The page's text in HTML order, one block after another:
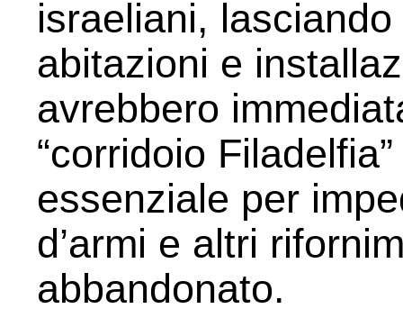
israeliani,
abitazioni e
avrebbero
“corridoio
essenziale per
d’armi e altri
abbandonato.